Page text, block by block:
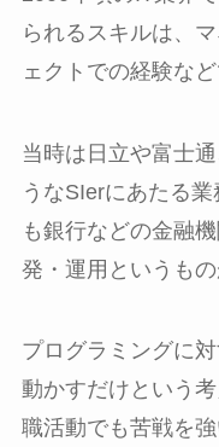
られるスキルは、
ェクトでの経験など
当時は日立や富士
うなSIerにあたる
も銀行などの金融
発・運用というもの
プログラミングに
動かすだけという
職活動でも苦戦を強